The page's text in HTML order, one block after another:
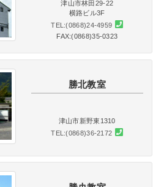
津山市林田29-22
横路ビル3F
TEL:(0868)24-4959
FAX:(0868)35-0323
勝北教室
津山市新野東1310
TEL:(0868)36-2172